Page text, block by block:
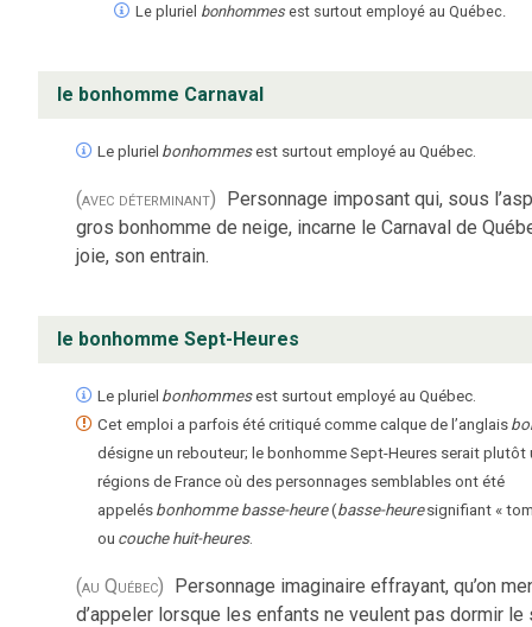
Le pluriel bonhommes est surtout employé au Québec.
le bonhomme Carnaval
Le pluriel bonhommesest surtout employé au Québec.
(avec déterminant) Personnage imposant qui, sous
gros bonhomme de neige, incarne le Carnaval de
joie, son entrain.
le bonhomme Sept-Heures
Le pluriel bonhommesest surtout employé au Québec.
Cet emploi a parfois été critiqué comme calque de l’anglais
désigne un rebouteur; le bonhomme Sept-Heures serait plutôt
régions de France où des personnages semblables ont été
appelés bonhomme basse-heure(basse-heure signifiant «
ou couche huit-heures.
(au Québec) Personnage imaginaire effrayant, qu’on
d’appeler lorsque les enfants ne veulent pas dormir le